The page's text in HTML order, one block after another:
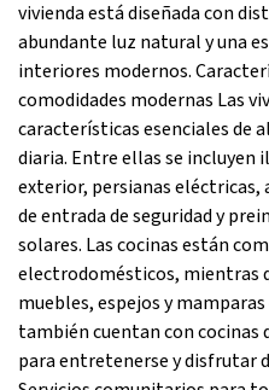
vivienda está diseñada con
abundante luz natural y una
interiores modernos.
comodidades modernas Las
características esenciales de
diaria. Entre ellas se incluyen
exterior, persianas
de entrada de seguridad y
solares. Las cocinas están
electrodomésticos, mientras
muebles, espejos y
también cuentan con cocinas
para entretenerse y disfrutar